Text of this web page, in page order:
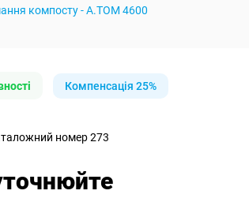
компосту - А.ТОМ 4600
Компенсація 25%
номер 273